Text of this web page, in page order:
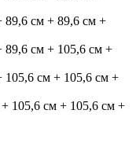
89,6 см + 89,6 см +
89,6 см + 105,6 см +
105,6 см + 105,6 см +
105,6 см + 105,6 см +